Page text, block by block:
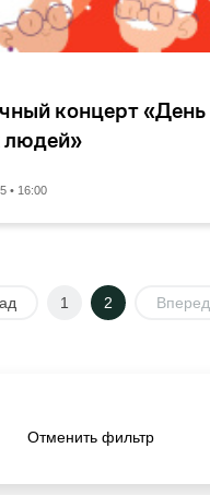
концерт «День
• 16:00
1 2 Вперед
Отменить фильтр